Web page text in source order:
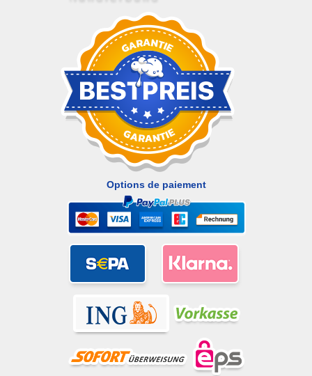
Options de paiement